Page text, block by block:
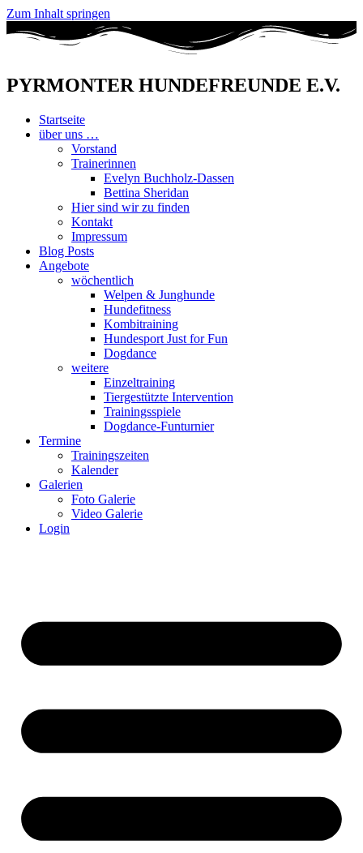
Zum Inhalt springen
PYRMONTER HUNDEFREUNDE E.V.
Startseite
über uns …
Vorstand
Trainerinnen
Evelyn Buchholz-Dassen
Bettina Sheridan
Hier sind wir zu finden
Kontakt
Impressum
Blog Posts
Angebote
wöchentlich
Welpen & Junghunde
Hundefitness
Kombitraining
Hundesport Just for Fun
Dogdance
weitere
Einzeltraining
Tiergestützte Intervention
Trainingsspiele
Dogdance-Funturnier
Termine
Trainingszeiten
Kalender
Galerien
Foto Galerie
Video Galerie
Login